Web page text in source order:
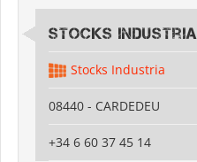
Stocks Industria
Stocks Industria
08440 - CARDEDEU
+34 6 60 37 45 14